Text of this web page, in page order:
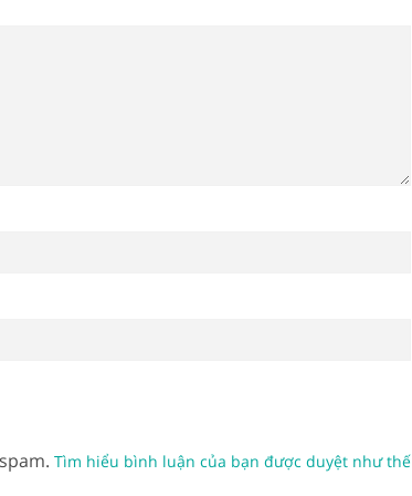
Tìm hiểu bình luận của bạn được duyệt như thế